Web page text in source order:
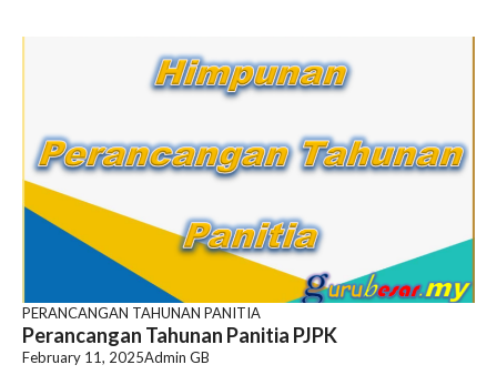
PERANCANGAN TAHUNAN PANITIA
Perancangan Tahunan Panitia PJPK
February 11, 2025Admin GB